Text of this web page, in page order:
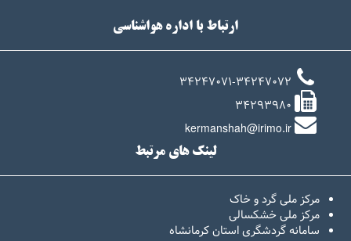
ارتباط با اداره هواشناسی
34247071-34247072
34293980
kermanshah@irimo.ir
لینک های مرتبط
مرکز ملی گرد و خاک
مرکز ملی خشکسالی
سامانه گردشگری استان کرمانشاه